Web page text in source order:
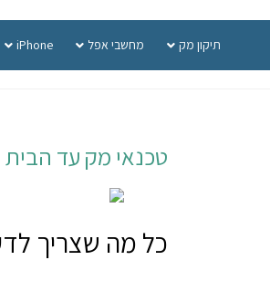
תיקון מק מחשבי אפל iPhone
טכנאי מק עד הבית
כל מה שצריך